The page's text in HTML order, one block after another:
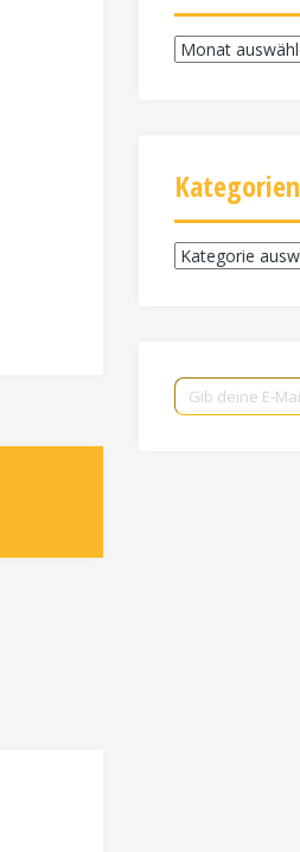
Archiv
Kategorien
Kategorien
Gib deine E-Mail-Adresse ein ...